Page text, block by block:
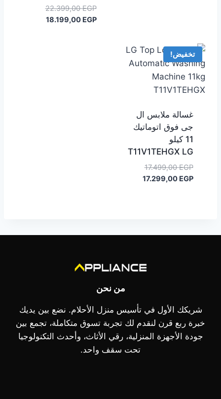
22.399,00EGP
السعر
18.199,00 EGP
السعر
تخفيض!
غسالة ملابس ال
جى فوق اتوماتيك
11 كيلو
T11V1TEHGX LG
17.499,00EGP
السعر
الأصلي17.299,00 EGP
السعر
من نحن
شريكك الأول في تأسيس منزل الأحلام. نضع بين يديك
خبرة ربع قرن لنقدم لك تجربة تسوق متكاملة، تجمع بين
جودة الأجهزة المنزلية، رقي الأثاث، وأحدث التكنولوجيا
تحت سقف واحد.